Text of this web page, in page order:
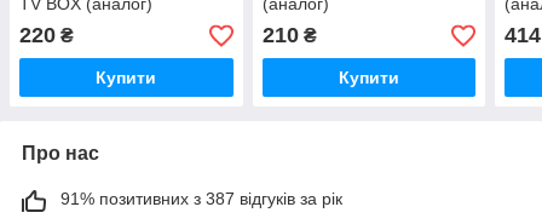
TV BOX (аналог)
220 ₴
Купити
(аналог)
210₴
Купити
414
Про нас
91% позитивних з 387 відгуків за рік